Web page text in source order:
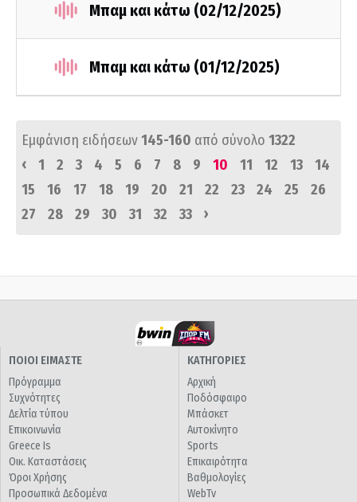
Μπαμ και κάτω (02/12/2025)
Μπαμ και κάτω (01/12/2025)
Εμφάνιση ειδήσεων145-160 από σύνολο 1322
‹
1 2 3 4 5 6 7 8 9 10 11 12 13
14
15
16 17 18 19 20 21 22 23 24 25
26
27
28 29 30 31 32 33 ›
ΠΟΙΟΙ ΕΙΜΑΣΤΕ
Πρόγραμμα
Συχνότητες
Δελτία τύπου
Επικοινωνία
Greece Is
Οικ. Καταστάσεις
Όροι Χρήσης
Προσωπικά Δεδομένα
ΚΑΤΗΓΟΡΙΕΣ
Αρχική
Ποδόσφαιρο
Μπάσκετ
Αυτοκίνητο
Sports
Επικαιρότητα
Βαθμολογίες
WebTv